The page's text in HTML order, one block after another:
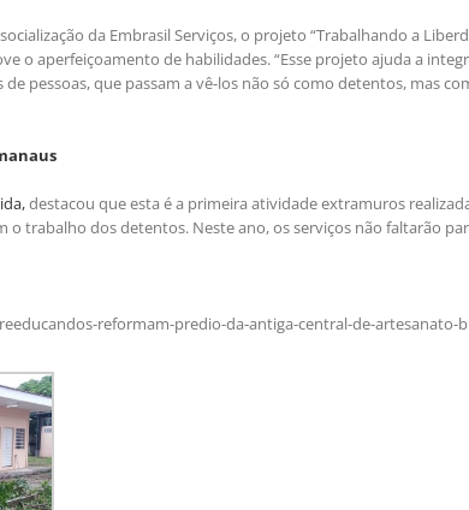
da Embrasil Serviços, o projeto “Trabalhando a
o aperfeiçoamento de habilidades. “Esse projeto ajuda a
pessoas, que passam a vê-los não só como detentos, mas
destacou que esta é a primeira atividade extramuros
trabalho dos detentos. Neste ano, os serviços não faltarão
reformam-predio-da-antiga-central-de-artesanato-